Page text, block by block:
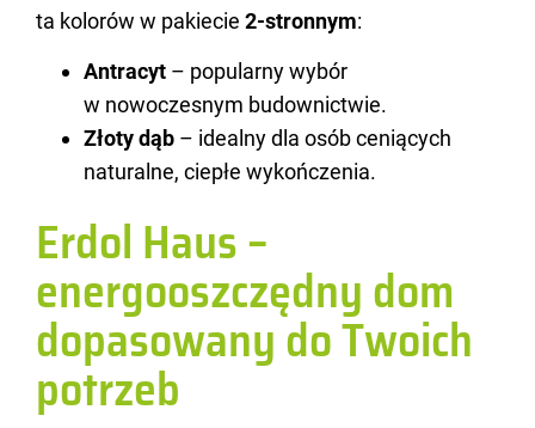
ta ko­lo­rów w pa­kie­cie 2-stron­nym:
Antracyt – popularny wybór
w nowoczesnym budownictwie.
Złoty dąb – idealny dla osób ceniących
naturalne, ciepłe wykończenia.
Erdol Haus –
energooszczędny dom
dopasowany do Twoich
potrzeb